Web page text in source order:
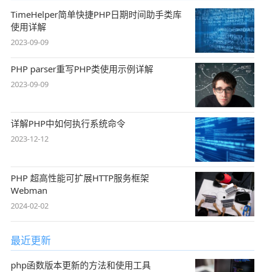
TimeHelper简单快捷PHP日期时间助手类库
使用详解
2023-09-09
PHP parser重写PHP类使用示例详解
2023-09-09
详解PHP中如何执行系统命令
2023-12-12
PHP 超高性能可扩展HTTP服务框架
Webman
2024-02-02
最近更新
php函数版本更新的方法和使用工具